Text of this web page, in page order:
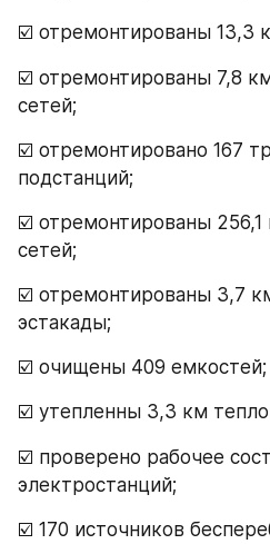
☑️ отремонтированы 13,3
☑️ отремонтированы 7,8
сетей;
☑️ отремонтировано 167
подстанций;
☑️ отремонтированы 256,1
сетей;
☑️ отремонтированы 3,7
эстакады;
☑️ очищены 409 емкостей;
☑️ утепленны 3,3 км
☑️ проверено рабочее
электростанций;
☑️ 170 источников